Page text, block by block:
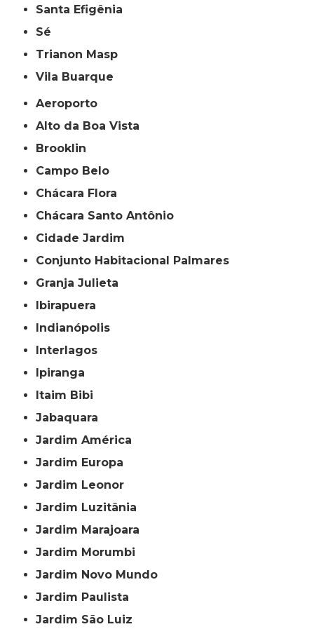
Santa Efigênia
Sé
Trianon Masp
Vila Buarque
Aeroporto
Alto da Boa Vista
Brooklin
Campo Belo
Chácara Flora
Chácara Santo Antônio
Cidade Jardim
Conjunto Habitacional Palmares
Granja Julieta
Ibirapuera
Indianópolis
Interlagos
Ipiranga
Itaim Bibi
Jabaquara
Jardim América
Jardim Europa
Jardim Leonor
Jardim Luzitânia
Jardim Marajoara
Jardim Morumbi
Jardim Novo Mundo
Jardim Paulista
Jardim São Luiz